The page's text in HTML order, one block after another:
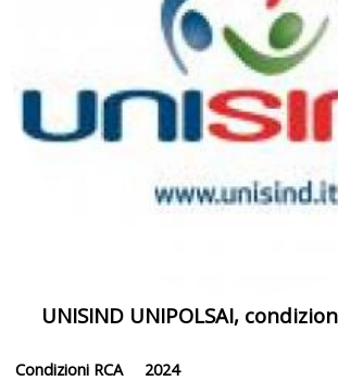
UNISIND UNIPOLSAI,
Condizioni RCA 2024